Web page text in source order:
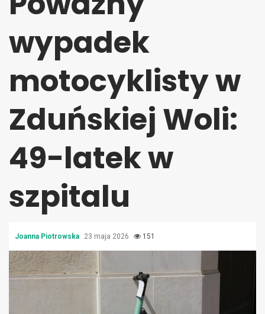
wypadek
motocyklisty w
Zduńskiej Woli:
49-latek w
szpitalu
Joanna Piotrowska 23 maja 2026 151